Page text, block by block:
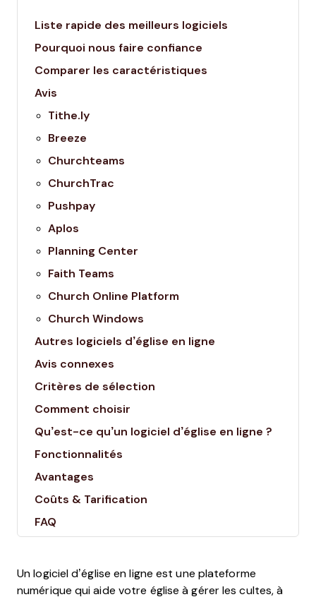
Liste rapide des meilleurs logiciels
Pourquoi nous faire confiance
Comparer les caractéristiques
Avis
Tithe.ly
Breeze
Churchteams
ChurchTrac
Pushpay
Aplos
Planning Center
Faith Teams
Church Online Platform
Church Windows
Autres logiciels d’église en ligne
Avis connexes
Critères de sélection
Comment choisir
Qu’est-ce qu’un logiciel d’église en ligne ?
Fonctionnalités
Avantages
Coûts & Tarification
FAQ
Un logiciel d’église en ligne est une plateforme
numérique qui aide votre église à gérer les cultes, à